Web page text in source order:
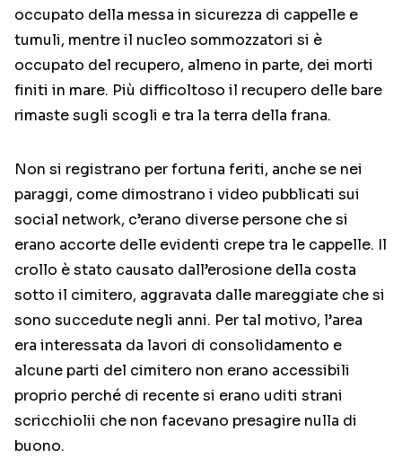
occupato della messa in sicurezza di cappelle e
tumuli, mentre il nucleo sommozzatori si è
occupato del recupero, almeno in parte, dei morti
finiti in mare. Più difficoltoso il recupero delle bare
rimaste sugli scogli e tra la terra della frana.
Non si registrano per fortuna feriti, anche se nei
paraggi, come dimostrano i video pubblicati sui
social network, c’erano diverse persone che si
erano accorte delle evidenti crepe tra le cappelle. Il
crollo è stato causato dall’erosione della costa
sotto il cimitero, aggravata dalle mareggiate che si
sono succedute negli anni. Per tal motivo, l’area
era interessata da lavori di consolidamento e
alcune parti del cimitero non erano accessibili
proprio perché di recente si erano uditi strani
scricchiolii che non facevano presagire nulla di
buono.